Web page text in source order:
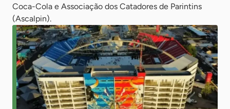
Coca-Cola e Associação dos Catadores de Parintins
(Ascalpin).